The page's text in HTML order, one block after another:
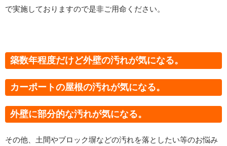
で実施しておりますので是非ご用命ください。
築数年程度だけど外壁の汚れが気になる。
カーポートの屋根の汚れが気になる。
外壁に部分的な汚れが気になる。
その他、土間やブロック塀などの汚れを落としたい等のお悩み